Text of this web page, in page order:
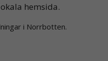
hemsida.
i Norrbotten.